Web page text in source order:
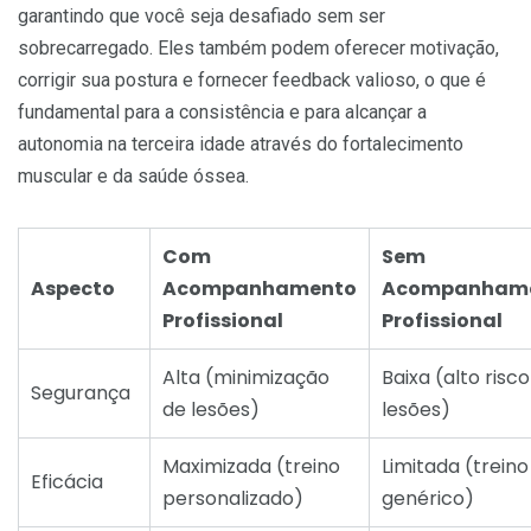
garantindo que você seja desafiado sem ser
sobrecarregado. Eles também podem oferecer motivação,
corrigir sua postura e fornecer feedback valioso, o que é
fundamental para a consistência e para alcançar a
autonomia na terceira idade através do fortalecimento
muscular e da saúde óssea.
Aspecto
Com
Acompanhamento
Profissional
Sem
Profissional
Segurança
Alta (minimização
de lesões)
Baixa (alto
lesões)
Eficácia
Maximizada (treino
personalizado)
Limitada (treino
genérico)